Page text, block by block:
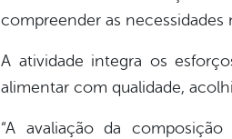
compreender as necessidades
A atividade integra os
alimentar com qualidade,
“A avaliação da